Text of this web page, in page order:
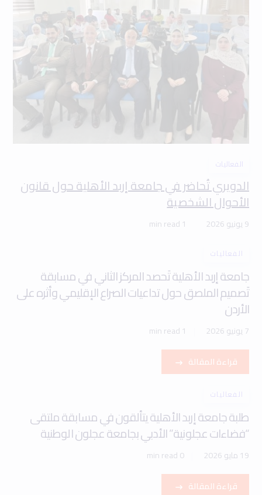
الفعاليات
الدويري تُحاضر في جامعة إربد الأهلية حول قانون
الأحوال الشخصية
9 يونيو 2026 1 min read
الفعاليات
جامعة إربد الأهلية تَحصد المركز الثاني في مسابقة
تَصميم الملصق حول تداعيات الصراع الإقليمي وأثره على
الأردن
7 يونيو 2026 1 min read
قراءة المقالة
الفعاليات
طلبة جامعة إربد الأهلية يتألقون في مسابقة ملتقى
“فضاءات عجلونية” الأدبي بجامعة عجلون الوطنية
19 مايو 2026 0 min read
قراءة المقالة